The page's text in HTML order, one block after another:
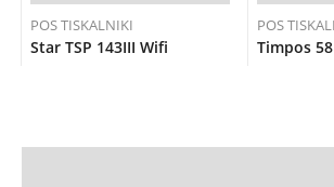
POS TISKALNIKI
Star TSP 143III Wifi
POS
Timpos